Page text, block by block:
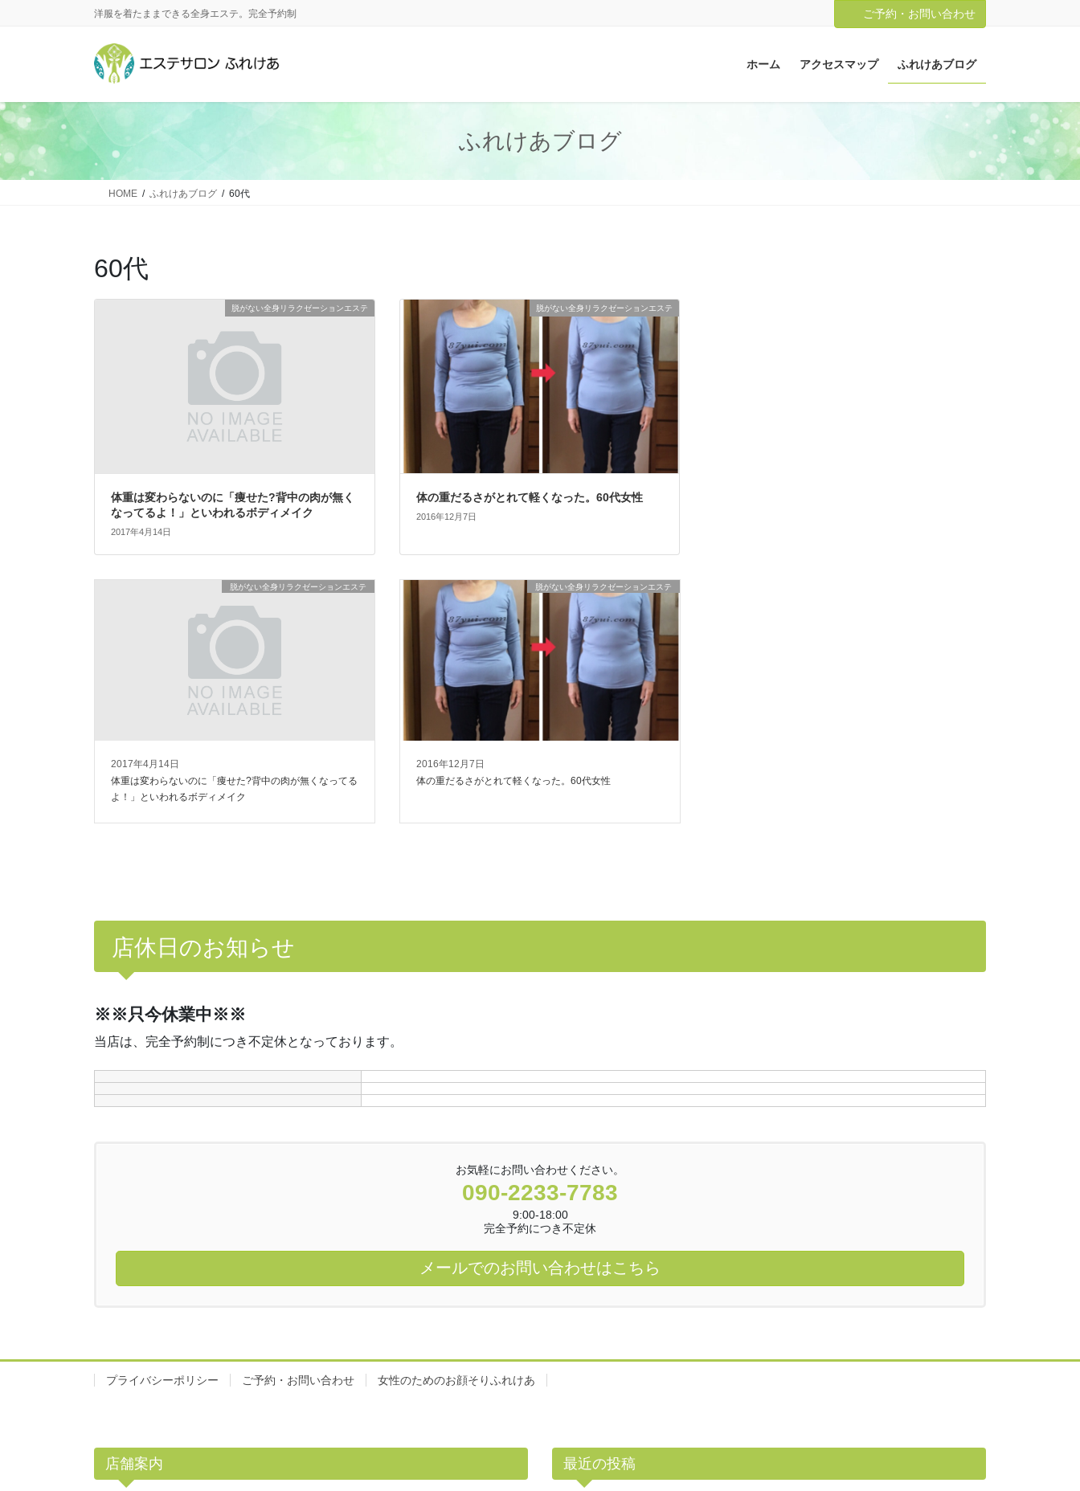
に
移
動
ョ
ン
に
移
動
洋服を着たままできる全身エステ。完全予約制 ご予約・お問い合わせ
ホーム アクセスマップ ふれけあブログ
ふれけあブログ
HOME ふれけあブログ 60代
60代
脱がない全身リラクゼーションエステ
体重は変わらないのに「痩せた?背中の肉が無く
なってるよ！」といわれるボディメイク
2017年4月14日
脱がない全身リラクゼーションエステ
体の重だるさがとれて軽くなった。60代女性
2016年12月7日
2017年4月14日
脱がない全身リラクゼーションエステ
体重は変わらないのに「痩せた?背中の肉が無くなってる
よ！」といわれるボディメイク
2016年12月7日
脱がない全身リラクゼーションエステ
体の重だるさがとれて軽くなった。60代女性
店休日のお知らせ
※※只今休業中※※
当店は、完全予約制につき不定休となっております。
お気軽にお問い合わせください。
090-2233-7783
9:00-18:00
完全予約につき不定休
メールでのお問い合わせはこちら
プライバシーポリシー ご予約・お問い合わせ 女性のためのお顔そりふれけあ
店舗案内 最近の投稿